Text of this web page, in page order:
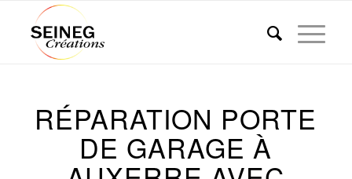
RÉPARATION PORTE
DE GARAGE À